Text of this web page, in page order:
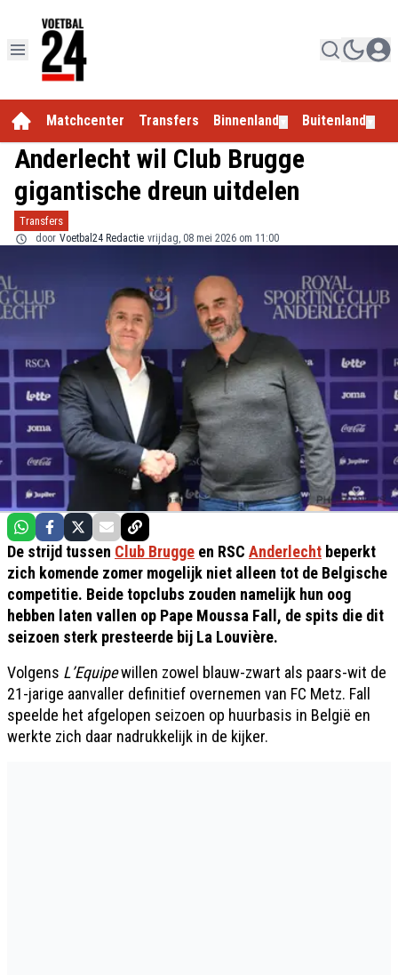
Matchcenter Transfers Binnenland Buitenland
Anderlecht wil Club Brugge
gigantische dreun uitdelen
Transfers
door Voetbal24 Redactie vrijdag, 08 mei 2026 om 11:00
De strijd tussen Club Brugge en RSC Anderlecht beperkt
zich komende zomer mogelijk niet alleen tot de Belgische
competitie. Beide topclubs zouden namelijk hun oog
hebben laten vallen op Pape Moussa Fall, de spits die dit
seizoen sterk presteerde bij La Louvière.
Volgens L’Equipewillen zowel blauw-zwart als paars-wit de
21-jarige aanvaller definitief overnemen van FC Metz. Fall
speelde het afgelopen seizoen op huurbasis in België en
werkte zich daar nadrukkelijk in de kijker.